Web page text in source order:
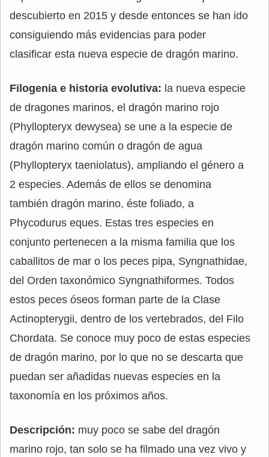
descubierto en 2015 y desde entonces se han ido
consiguiendo más evidencias para poder
clasificar esta nueva especie de dragón marino.
Filogenia e historia evolutiva: la nueva especie
de dragones marinos, el dragón marino rojo
(Phyllopteryx dewysea) se une a la especie de
dragón marino común o dragón de agua
(Phyllopteryx taeniolatus), ampliando el género a
2 especies. Además de ellos se denomina
también dragón marino, éste foliado, a
Phycodurus eques. Estas tres especies en
conjunto pertenecen a la misma familia que los
caballitos de mar o los peces pipa, Syngnathidae,
del Orden taxonómico Syngnathiformes. Todos
estos peces óseos forman parte de la Clase
Actinopterygii, dentro de los vertebrados, del Filo
Chordata. Se conoce muy poco de estas especies
de dragón marino, por lo que no se descarta que
puedan ser añadidas nuevas especies en la
taxonomía en los próximos años.
Descripción: muy poco se sabe del dragón
marino rojo, tan solo se ha filmado una vez vivo y